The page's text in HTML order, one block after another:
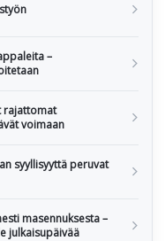
–
rajattomat
voimaan
syyllisyyttä peruvat
masennuksesta –
julkaisupäivää